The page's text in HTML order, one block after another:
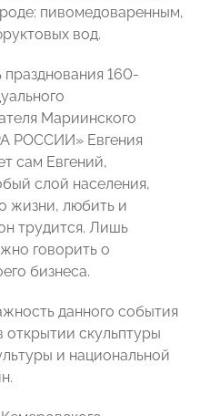
пивомедоваренным,
вод.
празднования 160-
Мариинского
РОССИИ» Евгения
сам Евгений,
слой населения,
жизни, любить и
трудится. Лишь
говорить о
бизнеса.
данного события
скульптуры
и национальной